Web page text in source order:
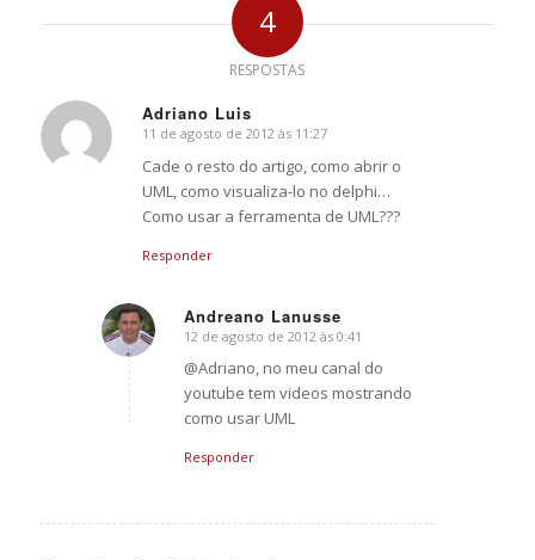
4
RESPOSTAS
Adriano Luis
says:
11 de agosto de 2012 às 11:27
Cade o resto do artigo, como abrir o
UML, como visualiza-lo no delphi…
Como usar a ferramenta de UML???
Responder
Andreano Lanusse
says:
12 de agosto de 2012 às 0:41
@Adriano, no meu canal do
youtube tem videos mostrando
como usar UML
Responder